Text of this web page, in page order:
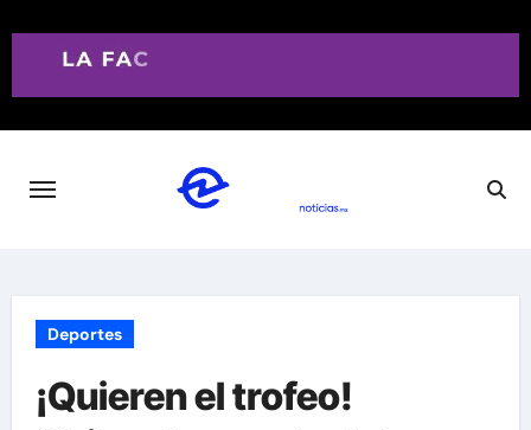
Deportes
¡Quieren el trofeo!